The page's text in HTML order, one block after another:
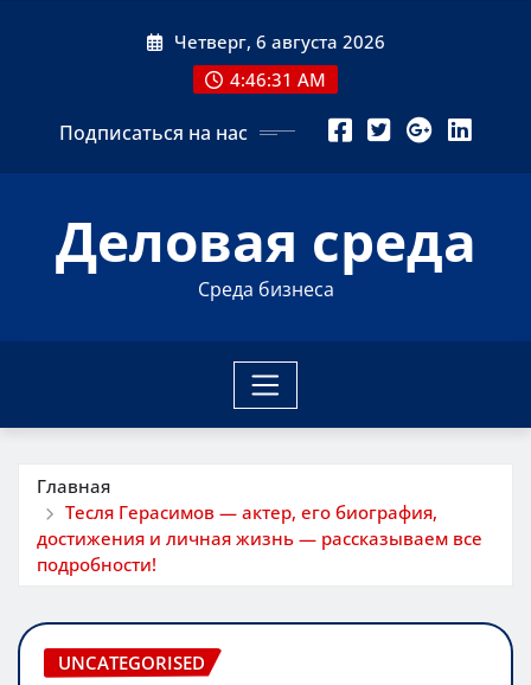
Четверг, 6 августа 2026
4:46:32 AM
Подписаться на нас
Деловая среда
Среда бизнеса
Главная
Тесля Герасимов — актер, его биография,
достижения и личная жизнь — рассказываем все
подробности!
UNCATEGORISED